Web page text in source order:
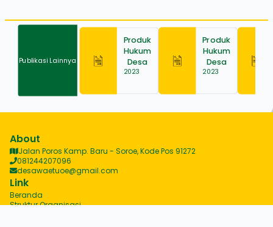
Publikasi Lainnya
Produk
Hukum
Desa
2023
Produk
Hukum
Desa
2023
About
Jalan Poros Kamp. Baru - Soroe, Kode Pos 91272
081244207096
desawaetuoe@gmail.com
Link
Beranda
Struktur Organisasi